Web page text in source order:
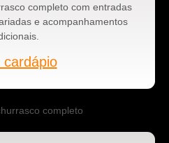
completo com entradas
e acompanhamentos
cardápio